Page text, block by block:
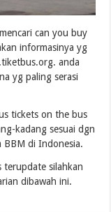
can you buy
informasinya yg
anda
yg paling serasi
tickets on the bus
kadang sesuai dgn
BBM di Indonesia.
terupdate silahkan
dibawah ini.